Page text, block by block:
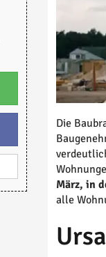
Die
März, in
alle